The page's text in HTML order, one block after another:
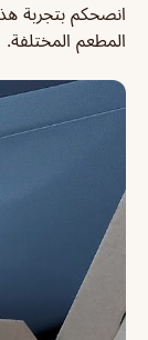
انصحكم بتجربة
المطعم المختلفة.